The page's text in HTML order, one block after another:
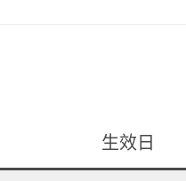
生效日